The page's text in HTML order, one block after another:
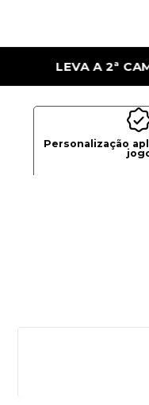
DESCONTO
Personalização